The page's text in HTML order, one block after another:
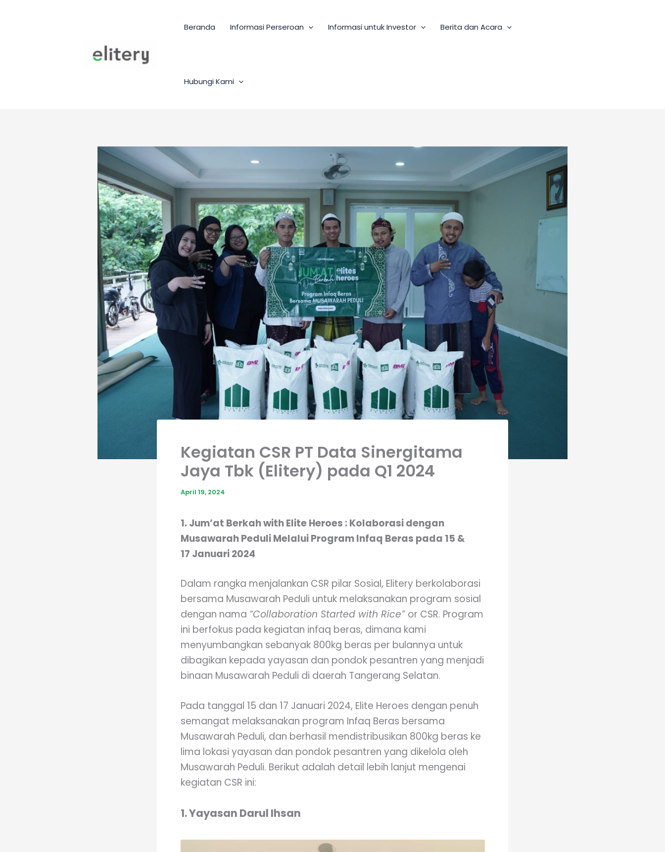
Beranda Informasi Perseroan Informasi untuk Investor Berita dan Acara
Hubungi Kami
Kegiatan CSR PT Data Sinergitama
Jaya Tbk (Elitery) pada Q1 2024
April 19, 2024
1. Jum’at Berkah with Elite Heroes : Kolaborasi dengan
Musawarah Peduli Melalui Program Infaq Beras pada 15 &
17 Januari 2024
Dalam rangka menjalankan CSR pilar Sosial, Elitery berkolaborasi
bersama Musawarah Peduli untuk melaksanakan program sosial
dengan nama “Collaboration Started with Rice” or CSR. Program
ini berfokus pada kegiatan infaq beras, dimana kami
menyumbangkan sebanyak 800kg beras per bulannya untuk
dibagikan kepada yayasan dan pondok pesantren yang menjadi
binaan Musawarah Peduli di daerah Tangerang Selatan.
Pada tanggal 15 dan 17 Januari 2024, Elite Heroes dengan penuh
semangat melaksanakan program Infaq Beras bersama
Musawarah Peduli, dan berhasil mendistribusikan 800kg beras ke
lima lokasi yayasan dan pondok pesantren yang dikelola oleh
Musawarah Peduli. Berikut adalah detail lebih lanjut mengenai
kegiatan CSR ini:
1. Yayasan Darul Ihsan